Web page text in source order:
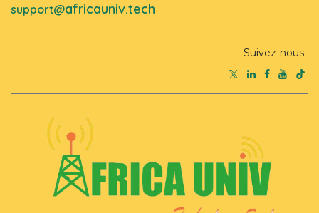
support@africauniv.tech
Suivez-nous